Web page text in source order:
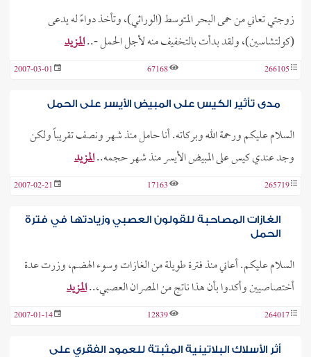
زوجتي تعاني من حمى البحر المتوسط (الوراثي)، وتأخذ دواءً له يدعى
(كولتشاسين)، ولقد بدأت بالتخفيف منه لأجل الحمل -..المزيد
266105
67168
2007-03-01
مدى تأثير الكيس على المبيض الأيسر على الحمل
السلام عليكم ورحمة الله وبركاته. أنا حامل منذ شهر ونصف تقريباً ولكن
وجد عندي كيس على المبيض الأيسر منذ شهر حجمه..المزيد
265719
17163
2007-02-21
الغازات المصاحبة للقولون العصبي وزيادتها في فترة
الحمل
السلام عليكم. أعاني منذ فترة طويلة من الغازات وسوء الهضم، وزرت عدة
أختصاصيين وأكدوا بأن هذا ناتج من المصران العصبي،..المزيد
264017
12839
2007-01-14
أثر الأسلاك البلاتينية المثبتة للعمود الفقري على